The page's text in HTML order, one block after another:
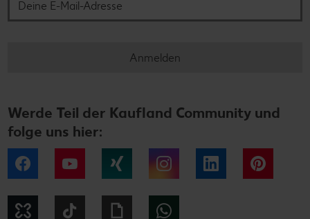
Anmelden
Werde Teil der Kaufland Community und
folge uns hier:
Facebook YouTube Instagram LinkedIn
Kununu Giphy